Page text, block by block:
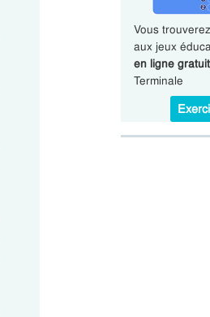
Vous
aux jeux
en ligne
Terminale